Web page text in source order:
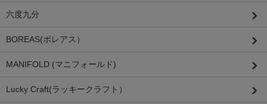
六度九分
BOREAS(ボレアス）
MANIFOLD (マニフォールド)
Lucky Craft(ラッキークラフト）